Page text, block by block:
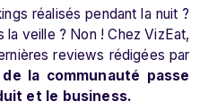
réalisés pendant la nuit ?
la veille ? Non ! Chez VizEat,
reviews rédigées par
de la communauté passe
et le business.